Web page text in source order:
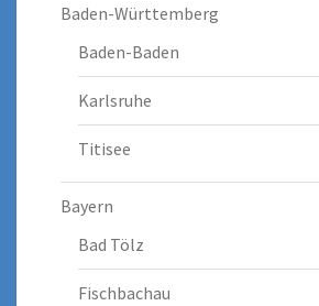
Baden-Württemberg
Baden-Baden
Karlsruhe
Titisee
Bayern
Bad Tölz
Fischbachau